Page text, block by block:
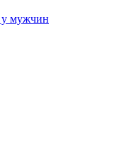
у мужчин